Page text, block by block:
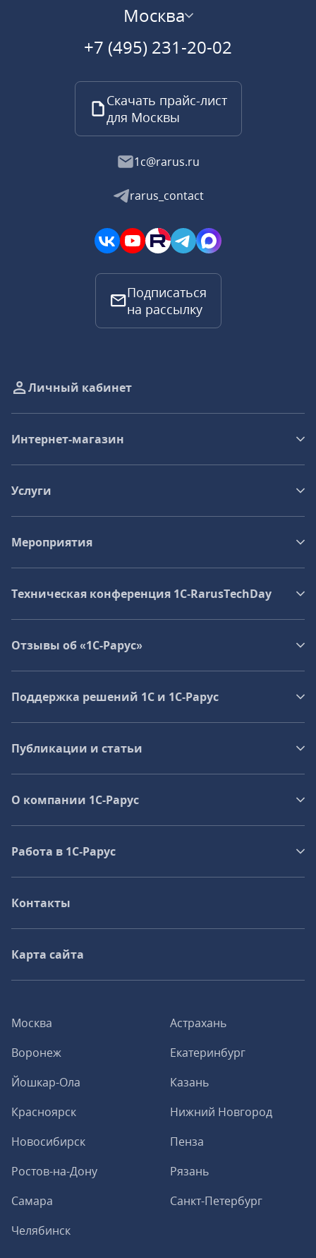
Москва
+7 (495) 231-20-02
Скачать прайс-лист
для Москвы
1c@rarus.ru
rarus_contact
Подписаться
на рассылку
Москва
Астрахань
Воронеж
Екатеринбург
Йошкар-Ола
Казань
Красноярск
Нижний Новгород
Новосибирск
Пенза
Ростов-на-Дону
Рязань
Самара
Санкт-Петербург
Челябинск
Личный кабинет
Интернет-магазин
Услуги
Мероприятия
Техническая конференция 1C‑RarusTechDay
Отзывы об «1С-Рарус»
Поддержка решений 1С и 1С‑Рарус
Публикации и статьи
О компании 1C-Рарус
Работа в 1С‑Рарус
Контакты
Карта сайта